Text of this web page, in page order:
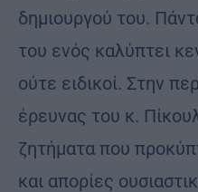
δημιουργού του.
του ενός καλύπτει
ούτε ειδικοί. Στην
έρευνας του κ.
ζητήματα που
και απορίες